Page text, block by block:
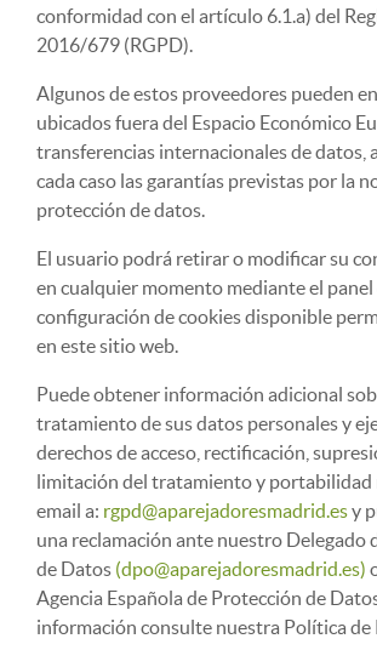
conformidad con el artículo 6.1.a) del
2016/679 (RGPD).
Algunos de estos proveedores pueden
ubicados fuera del Espacio Económico
transferencias internacionales de datos,
cada caso las garantías previstas por la
protección de datos.
El usuario podrá retirar o modificar su
en cualquier momento mediante el panel
configuración de cookies disponible
en este sitio web.
Puede obtener información adicional
tratamiento de sus datos personales y
derechos de acceso, rectificación,
limitación del tratamiento y
email a: rgpd@aparejadoresmadrid.esy
una reclamación ante nuestro Delegado
de Datos (dpo@aparejadoresmadrid.es)
Agencia Española de Protección de
información consulte nuestra Política de